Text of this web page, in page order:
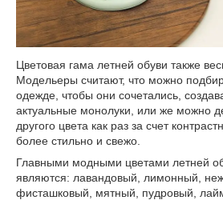
Цветовая гама летней обуви также
Модельеры считают, что можно
одежде, чтобы они сочетались,
актуальные монолуки, или же можно
другого цвета как раз за счет
более стильно и свежо.
Главными модными цветами летней
являются: лавандовый, лимонный,
фисташковый, мятный, пудровый,